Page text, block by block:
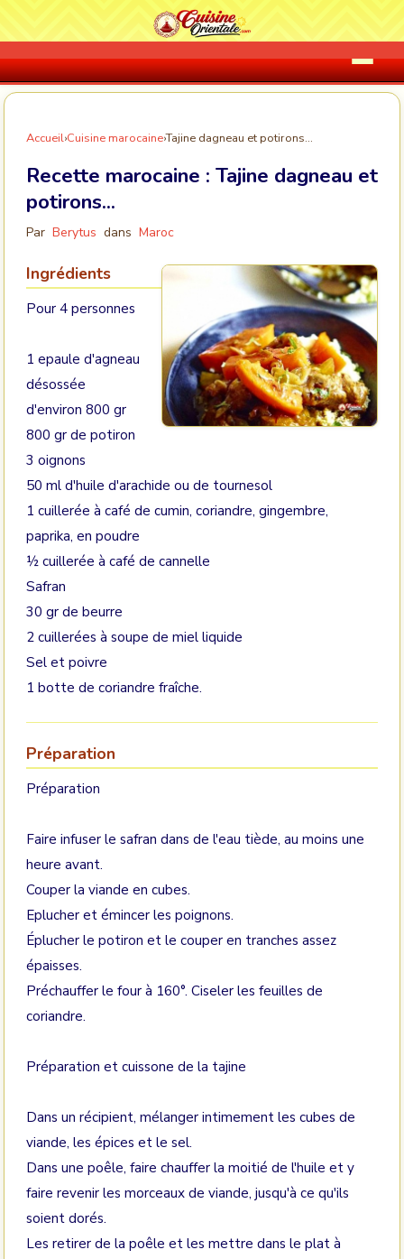
Accueil›Cuisine marocaine›Tajine dagneau et potirons...
Recette marocaine : Tajine dagneau et
potirons...
Par Berytus dans Maroc
Ingrédients
Pour 4 personnes
1 epaule d'agneau
désossée
d'environ 800 gr
800 gr de potiron
3 oignons
50 ml d'huile d'arachide ou de tournesol
1 cuillerée à café de cumin, coriandre, gingembre,
paprika, en poudre
½ cuillerée à café de cannelle
Safran
30 gr de beurre
2 cuillerées à soupe de miel liquide
Sel et poivre
1 botte de coriandre fraîche.
Préparation
Préparation
Faire infuser le safran dans de l'eau tiède, au moins une
heure avant.
Couper la viande en cubes.
Eplucher et émincer les poignons.
Éplucher le potiron et le couper en tranches assez
épaisses.
Préchauffer le four à 160°. Ciseler les feuilles de
coriandre.
Préparation et cuissone de la tajine
Dans un récipient, mélanger intimement les cubes de
viande, les épices et le sel.
Dans une poêle, faire chauffer la moitié de l'huile et y
faire revenir les morceaux de viande, jusqu'à ce qu'ils
soient dorés.
Les retirer de la poêle et les mettre dans le plat à